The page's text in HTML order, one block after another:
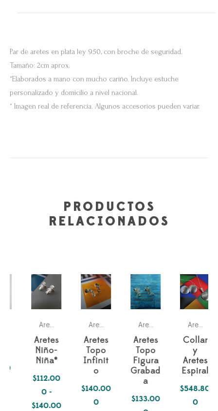
Par de aretes en plata ley 950, con broche de seguridad.
Tamaño: 2cm aprox.
*Elaborados a mano con mucho cariño. Incluye estuche
personalizado y domicilio a nivel nacional.
* Imagen real de referencia. Algunos accesorios pueden variar.
PRODUCTOS
RELACIONADOS
Aretes
Aretes
Niño-
Niña*
112.00
140.00
Aretes ,Simbología Del Alma
Aretes
Topo
Infinit
140.00
Aretes ,Pasiones
Aretes
Topo
Figura
Grabad
133.00
Aretes ,
Collar
Aretes
Espiral
548.80